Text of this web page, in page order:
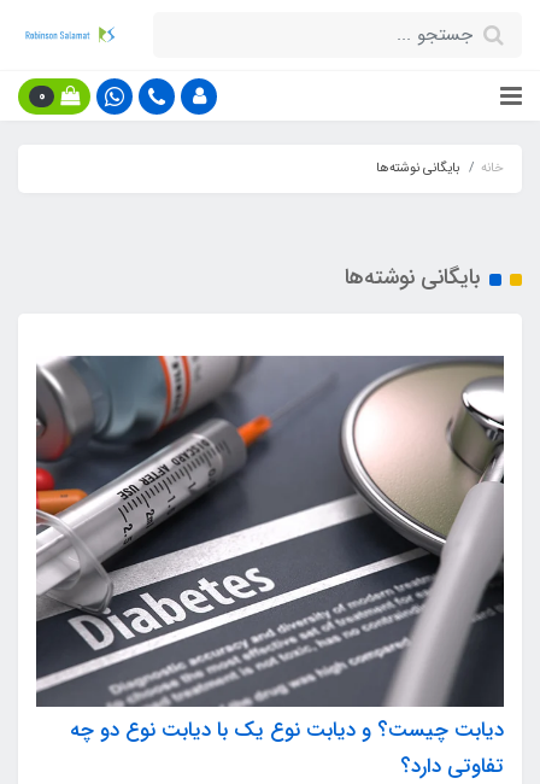
0
خانه بایگانی نوشته‌ها
بایگانی نوشته‌ها
دیابت چیست؟ و دیابت نوع یک با دیابت نوع دو چه
تفاوتی دارد؟